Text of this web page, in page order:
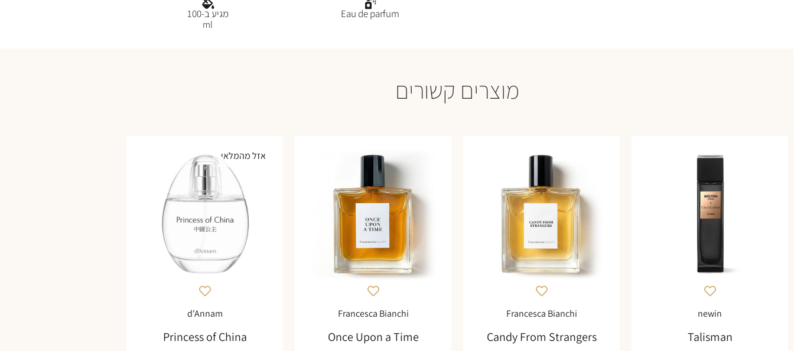
Eau de parfum מגיע ב-100
ml
מוצרים קשורים
newin
Talisman
Francesca Bianchi
Candy From Strangers
Francesca Bianchi
Once Upon a Time
אזל מהמלאי
d'Annam
Princess of China